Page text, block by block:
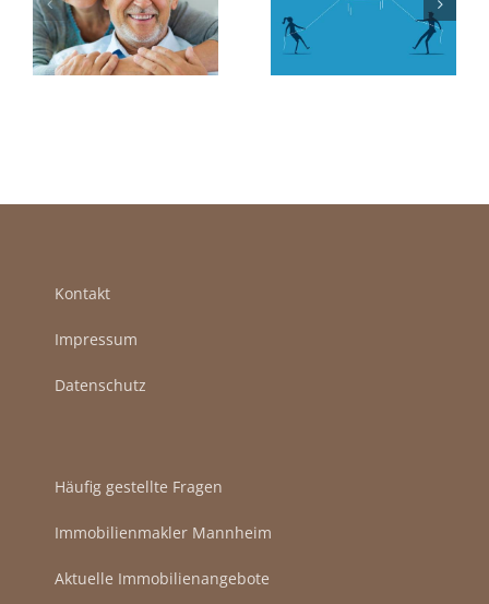
unbedingt
vermieden
Schwieriger,
aber nicht
unmöglich
Kontakt
Impressum
Datenschutz
Häufig gestellte Fragen
Immobilienmakler Mannheim
Aktuelle Immobilienangebote